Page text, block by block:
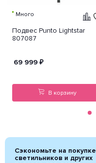
Много
Подвес Punto Lightstar
807087
69 999 ₽
В корзину
Сэкономьте на покупке
светильников и других